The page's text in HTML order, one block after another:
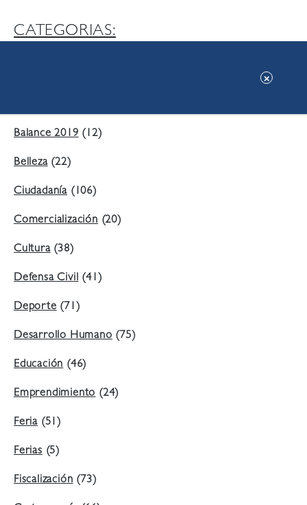
CATEGORIAS:
Balance 2019(12)
Belleza(22)
Ciudadanía (106)
Comercialización(20)
Cultura(38)
Defensa Civil(41)
Deporte(71)
Desarrollo Humano(75)
Educación(46)
Emprendimiento(24)
Feria (51)
Ferias(5)
Fiscalización(73)